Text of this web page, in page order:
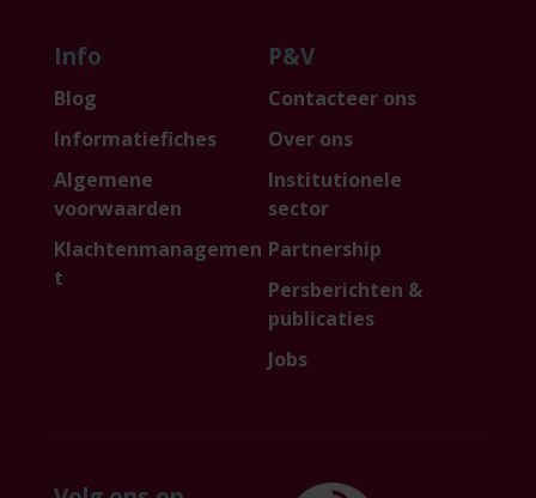
Info
Blog
Informatiefiches
Algemene
voorwaarden
Klachtenmanagemen
t
P&V
Contacteer ons
Over ons
Institutionele
sector
Partnership
Persberichten &
publicaties
Jobs